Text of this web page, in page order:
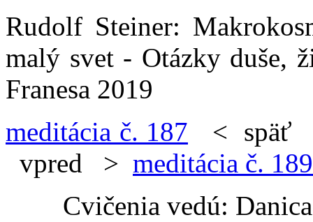
Rudolf Steiner:
malý svet - Otázky duše,
Franesa 2019
meditácia č. 187
<
vpred > meditácia č. 189
Cvičenia vedú: